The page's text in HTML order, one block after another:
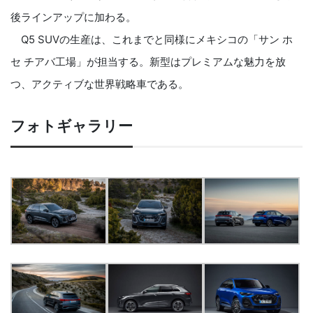
後ラインアップに加わる。
Q5 SUVの生産は、これまでと同様にメキシコの「サン ホ
セ チアバ工場」が担当する。新型はプレミアムな魅力を放
つ、アクティブな世界戦略車である。
フォトギャラリー